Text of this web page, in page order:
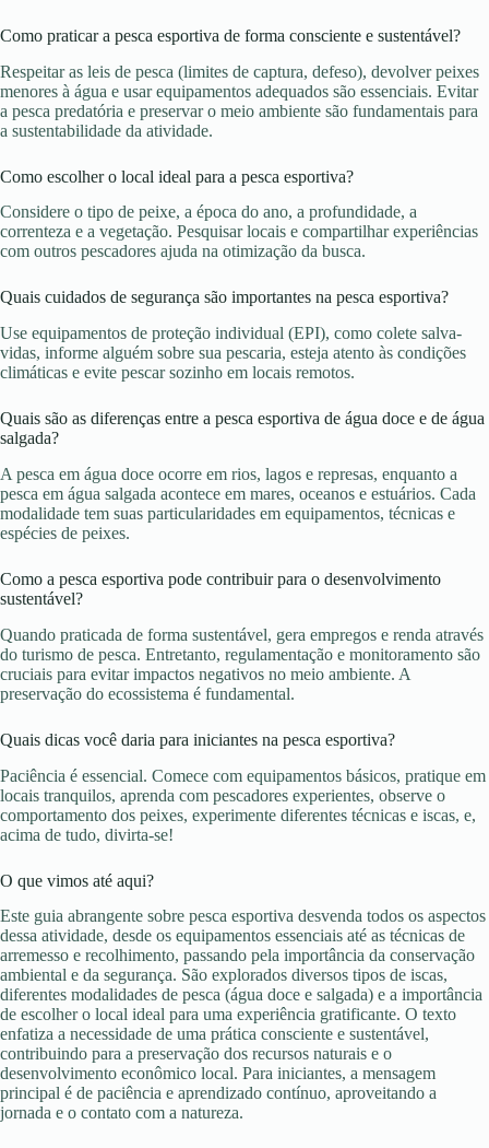
Como praticar a pesca esportiva de forma consciente e sustentável?
Respeitar as leis de pesca (limites de captura, defeso), devolver peixes
menores à água e usar equipamentos adequados são essenciais. Evitar
a pesca predatória e preservar o meio ambiente são fundamentais para
a sustentabilidade da atividade.
Como escolher o local ideal para a pesca esportiva?
Considere o tipo de peixe, a época do ano, a profundidade, a
correnteza e a vegetação. Pesquisar locais e compartilhar experiências
com outros pescadores ajuda na otimização da busca.
Quais cuidados de segurança são importantes na pesca esportiva?
Use equipamentos de proteção individual (EPI), como colete salva-
vidas, informe alguém sobre sua pescaria, esteja atento às condições
climáticas e evite pescar sozinho em locais remotos.
Quais são as diferenças entre a pesca esportiva de água doce e de água
salgada?
A pesca em água doce ocorre em rios, lagos e represas, enquanto a
pesca em água salgada acontece em mares, oceanos e estuários. Cada
modalidade tem suas particularidades em equipamentos, técnicas e
espécies de peixes.
Como a pesca esportiva pode contribuir para o desenvolvimento
sustentável?
Quando praticada de forma sustentável, gera empregos e renda através
do turismo de pesca. Entretanto, regulamentação e monitoramento são
cruciais para evitar impactos negativos no meio ambiente. A
preservação do ecossistema é fundamental.
Quais dicas você daria para iniciantes na pesca esportiva?
Paciência é essencial. Comece com equipamentos básicos, pratique em
locais tranquilos, aprenda com pescadores experientes, observe o
comportamento dos peixes, experimente diferentes técnicas e iscas, e,
acima de tudo, divirta-se!
O que vimos até aqui?
Este guia abrangente sobre pesca esportiva desvenda todos os aspectos
dessa atividade, desde os equipamentos essenciais até as técnicas de
arremesso e recolhimento, passando pela importância da conservação
ambiental e da segurança. São explorados diversos tipos de iscas,
diferentes modalidades de pesca (água doce e salgada) e a importância
de escolher o local ideal para uma experiência gratificante. O texto
enfatiza a necessidade de uma prática consciente e sustentável,
contribuindo para a preservação dos recursos naturais e o
desenvolvimento econômico local. Para iniciantes, a mensagem
principal é de paciência e aprendizado contínuo, aproveitando a
jornada e o contato com a natureza.